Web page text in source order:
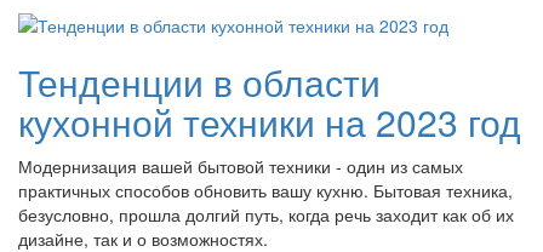
Тенденции в области
кухонной техники на 2023 год
Модернизация вашей бытовой техники - один из самых
практичных способов обновить вашу кухню. Бытовая техника,
безусловно, прошла долгий путь, когда речь заходит как об их
дизайне, так и о возможностях.